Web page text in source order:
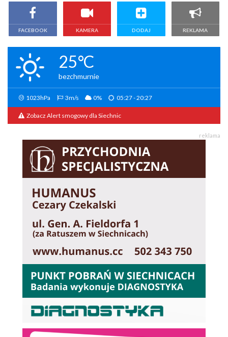
FACEBOOK KAMERA DODAJ REKLAMA
25°C
bezchmurnie
1023hPa 3m/s 0% 05:27 - 20:27
Zobacz Alert smogowy dla Siechnic
reklama